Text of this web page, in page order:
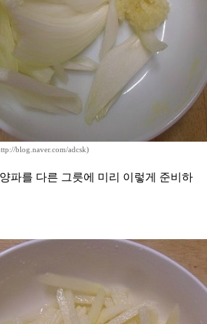
blog.naver.com/adcsk)
파를 다른 그릇에 미리 이렇게 준비하